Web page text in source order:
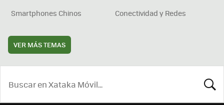
Smartphones Chinos
Conectividad y Redes
VER MÁS TEMAS